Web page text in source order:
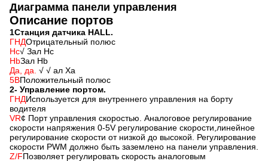
Диаграмма панели управления
Описание портов
1Станция датчика HALL.
ГНДОтрицательный полюс
Hc√ Зал Hc
HbЗал Hb
Да, да. √ √ ал Ха
5ВПоложительный полюс
2- Управление портом.
ГНДИспользуется для внутреннего управления на борту
водителя
VR¢ Порт управления скоростью. Аналоговое регулирование
скорости напряжения 0-5V регулирование скорости,линейное
регулирование скорости от низкой до высокой. Регулирование
скорости PWM должно быть заземлено на панели управления.
Z/FПозволяет регулировать скорость аналоговым